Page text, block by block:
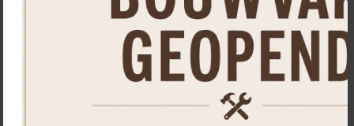
Griffon pvc lijm t88 1000ml kiwa